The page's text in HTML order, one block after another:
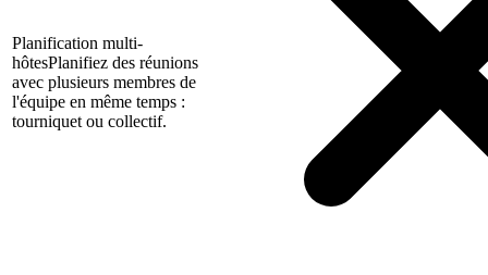
Planification multi-
hôtesPlanifiez des réunions
avec plusieurs membres de
l'équipe en même temps :
tourniquet ou collectif.